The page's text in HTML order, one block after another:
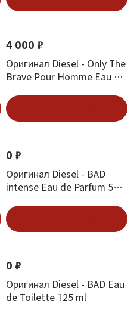
4 000 ₽
Оригинал Diesel - Only The
Brave Pour Homme Eau de
0 ₽
Оригинал Diesel - BAD
intense Eau de Parfum 50
0 ₽
Оригинал Diesel - BAD Eau
de Toilette 125 ml